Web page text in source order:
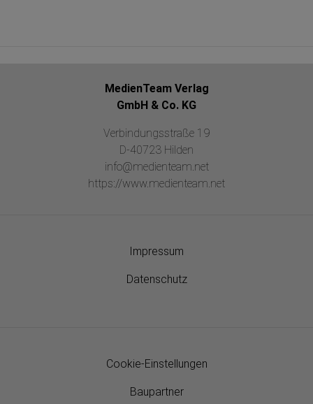
MedienTeam Verlag
GmbH & Co. KG
Verbindungsstraße 19
D-40723 Hilden
info@medienteam.net
https://www.medienteam.net
Impressum
Datenschutz
Cookie-Einstellungen
Baupartner